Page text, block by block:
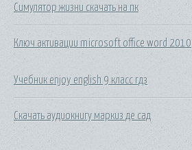
Симулятор жизни скачать на пк
Ключ активации microsoft office word 2010
Учебник enjoy english 9 класс гдз
Скачать аудиокнигу маркиз де сад